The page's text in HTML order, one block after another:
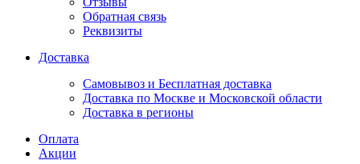
Обратная связь
Реквизиты
Доставка
Самовывоз и Бесплатная доставка
Доставка по Москве и Московской области
Доставка в регионы
Оплата
Акции